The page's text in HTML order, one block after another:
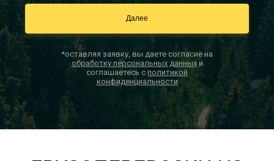
*оставляя заявку, вы даете согласие на
обработку персональных данныхи
соглашаетесь с политикой
конфиденциальности